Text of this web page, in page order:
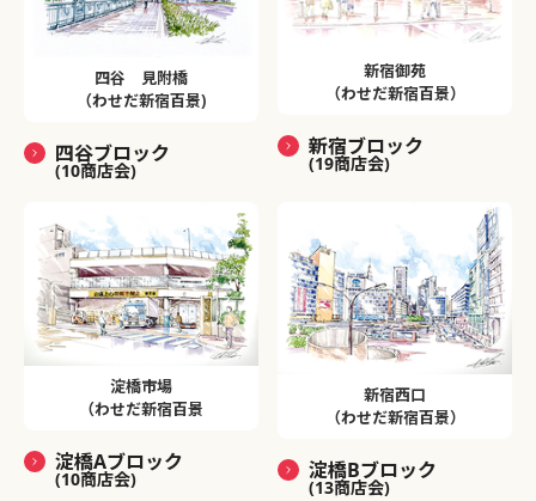
四谷 見附橋
（わせだ新宿百景)
四谷ブロック
(10商店会)
新宿御苑
（わせだ新宿百景）
新宿ブロック
(19商店会)
淀橋市場
（わせだ新宿百景
淀橋Aブロック
(10商店会)
新宿西口
（わせだ新宿百景）
淀橋Bブロック
(13商店会)